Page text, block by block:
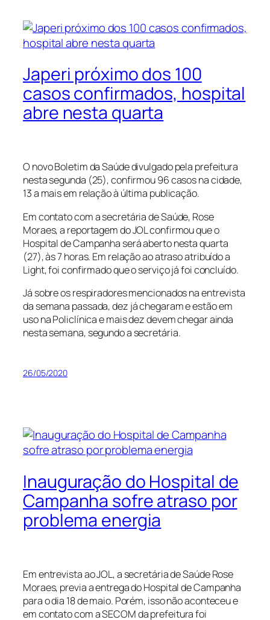
Japeri próximo dos 100
casos confirmados, hospital
abre nesta quarta
O novo Boletim da Saúde divulgado pela prefeitura
nesta segunda (25), confirmou 96 casos na cidade,
13 a mais em relação à última publicação.
Em contato com a secretária de Saúde, Rose
Moraes, a reportagem do JOL confirmou que o
Hospital de Campanha será aberto nesta quarta
(27), às 7 horas. Em relação ao atraso atribuído a
Light, foi confirmado que o serviço já foi concluído.
Já sobre os respiradores mencionados na entrevista
da semana passada, dez já chegaram e estão em
uso na Policlínica e mais dez devem chegar ainda
nesta semana, segundo a secretária.
26/05/2020
Inauguração do Hospital de
Campanha sofre atraso por
problema energia
Em entrevista ao JOL, a secretária de Saúde Rose
Moraes, previa a entrega do Hospital de Campanha
para o dia 18 de maio. Porém, isso não aconteceu e
em contato com a SECOM da prefeitura foi